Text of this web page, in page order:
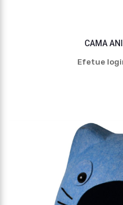
CAMA
Efetue